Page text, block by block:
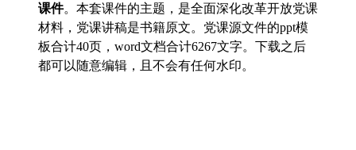
课件。本套课件的主题，是全面深化改革开放党课
材料，党课讲稿是书籍原文。党课源文件的ppt模
板合计40页，word文档合计6267文字。下载之后
都可以随意编辑，且不会有任何水印。